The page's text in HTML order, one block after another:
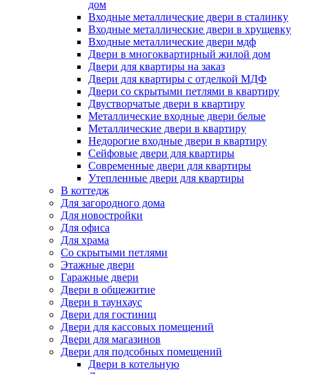
дом
Входные металлические двери в сталинку
Входные металлические двери в хрущевку
Входные металлические двери мдф
Двери в многоквартирный жилой дом
Двери для квартиры на заказ
Двери для квартиры с отделкой МДФ
Двери со скрытыми петлями в квартиру
Двустворчатые двери в квартиру
Металлические входные двери белые
Металлические двери в квартиру
Недорогие входные двери в квартиру
Сейфовые двери для квартиры
Современные двери для квартиры
Утепленные двери для квартиры
В коттедж
Для загородного дома
Для новостройки
Для офиса
Для храма
Со скрытыми петлями
Этажные двери
Гаражные двери
Двери в общежитие
Двери в таунхаус
Двери для гостиниц
Двери для кассовых помещений
Двери для магазинов
Двери для подсобных помещений
Двери в котельную